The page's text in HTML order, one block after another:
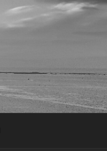
التجاوز